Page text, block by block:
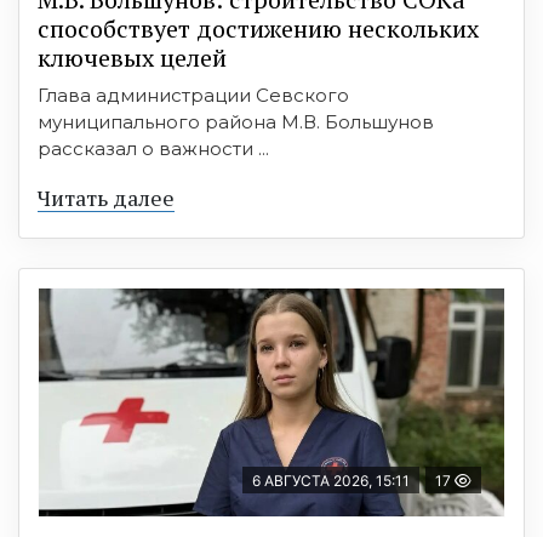
способствует достижению нескольких
ключевых целей
Глава администрации Севского
муниципального района М.В. Большунов
рассказал о важности ...
Читать далее
6 АВГУСТА 2026, 15:11 17